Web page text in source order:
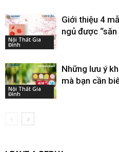
Nội Thất Gia
Đình
Giới thiệu 4
ngủ được
Nội Thất Gia
Đình
Những lưu ý
mà bạn cần